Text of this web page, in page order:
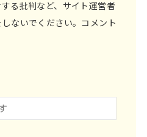
る批判など、サイト運営者
ないでください。コメント